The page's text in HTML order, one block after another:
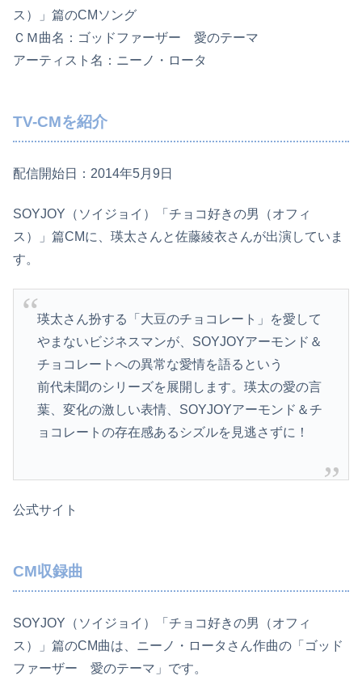
ス）」篇のCMソング
ＣＭ曲名：ゴッドファーザー 愛のテーマ
アーティスト名：ニーノ・ロータ
TV-CMを紹介
配信開始日：2014年5月9日
SOYJOY（ソイジョイ）「チョコ好きの男（オフィ
ス）」篇CMに、瑛太さんと佐藤綾衣さんが出演していま
す。
瑛太さん扮する「大豆のチョコレート」を愛して
やまないビジネスマンが、SOYJOYアーモンド＆
チョコレートへの異常な愛情を語るという
前代未聞のシリーズを展開します。瑛太の愛の言
葉、変化の激しい表情、SOYJOYアーモンド＆チ
ョコレートの存在感あるシズルを見逃さずに！
公式サイト
CM収録曲
SOYJOY（ソイジョイ）「チョコ好きの男（オフィ
ス）」篇のCM曲は、ニーノ・ロータさん作曲の「ゴッド
ファーザー 愛のテーマ」です。